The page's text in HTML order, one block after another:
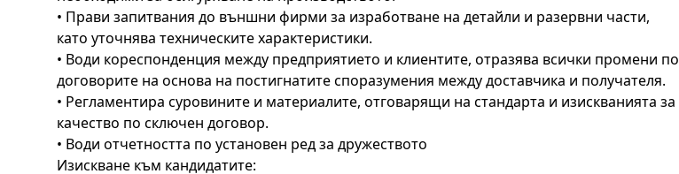
• Прави запитвания до външни фирми за изработване на детайли и разервни части,
като уточнява техническите характеристики.
• Води кореспонденция между предприятието и клиентите, отразява всички промени по
договорите на основа на постигнатите споразумения между доставчика и получателя.
• Регламентира суровините и материалите, отговарящи на стандарта и изискванията за
качество по сключен договор.
• Води отчетността по установен ред за дружеството
Изискване към кандидатите: